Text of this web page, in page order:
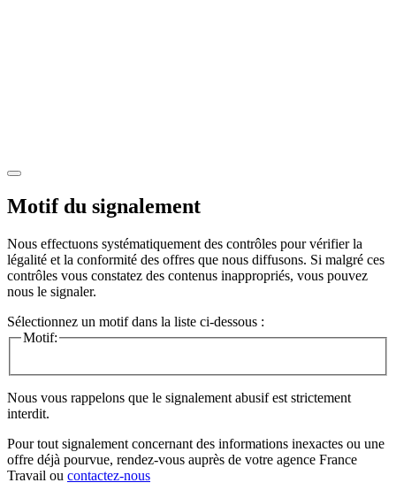
Motif du signalement
Nous effectuons systématiquement des contrôles pour vérifier la
légalité et la conformité des offres que nous diffusons. Si malgré ces
contrôles vous constatez des contenus inappropriés, vous pouvez
nous le signaler.
Sélectionnez un motif dans la liste ci-dessous :
Motif:
Nous vous rappelons que le signalement abusif est strictement
interdit.
Pour tout signalement concernant des informations inexactes ou une
offre déjà pourvue, rendez-vous auprès de votre agence France
Travail ou contactez-nous